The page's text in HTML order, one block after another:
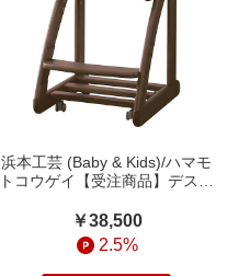
浜本工芸 (Baby & Kids)/ハマモ
トコウゲイ【受注商品】デスク
グリーン 机・デスク【三越伊勢
丹/公式】
￥38,500
2.5%